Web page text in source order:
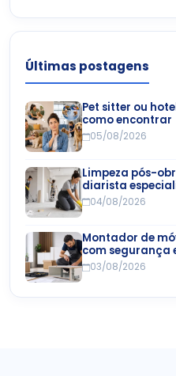
Últimas postagens
Pet sitter ou
como encontrar
05/08/2026
Limpeza pós-
diarista
04/08/2026
Montador de
com segurança
03/08/2026